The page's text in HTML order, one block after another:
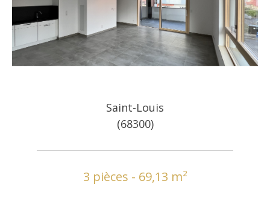
Saint-Louis
(68300)
3 pièces - 69,13 m²